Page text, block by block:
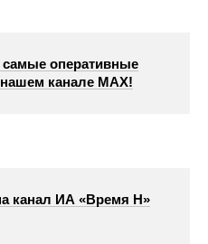
оперативные
нашем канале МАХ!
канал ИА «Время Н»